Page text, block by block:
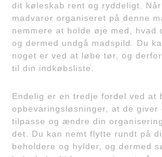
dit køleskab rent og ryddeligt.
madvarer organiseret på denne
nemmere at holde øje med, hvad
og dermed undgå madspild. Du
noget er ved at løbe tør, og
til din indkøbsliste.
Endelig er en tredje fordel ved at
opbevaringsløsninger, at de giver
tilpasse og ændre din
det. Du kan nemt flytte rundt på
beholdere og hylder, og dermed